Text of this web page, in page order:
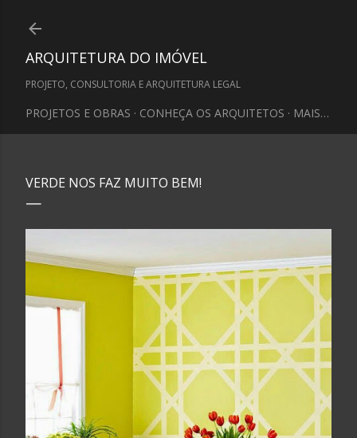
ARQUITETURA DO IMÓVEL
PROJETO, CONSULTORIA E ARQUITETURA LEGAL
PROJETOS E OBRAS CONHEÇA OS ARQUITETOS MAIS…
VERDE NOS FAZ MUITO BEM!